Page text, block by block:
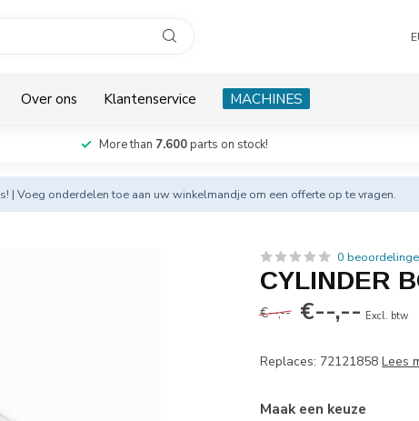
Over ons Klantenservice MACHINES
More than 7.600parts on stock!
| Voeg onderdelen toe aan uw winkelmandje om een offerte op te vragen.
0
CYLINDER
€--,-- €--,-- Excl. btw
Replaces: 72121858Lees
Maak een keuze